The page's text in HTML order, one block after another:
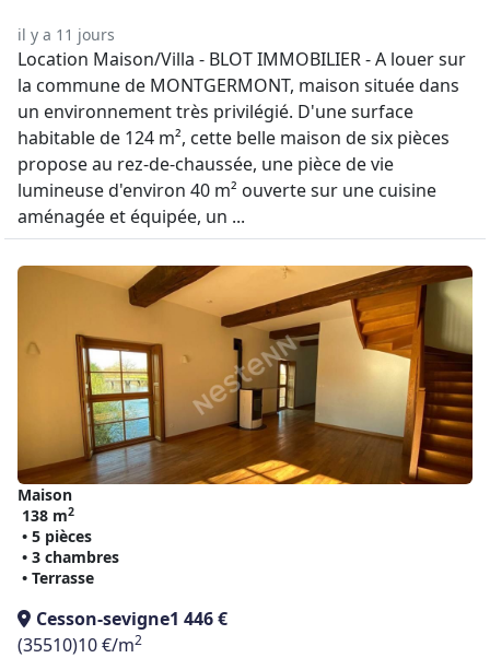
il y a 11 jours
Location Maison/Villa - BLOT IMMOBILIER - A louer sur
la commune de MONTGERMONT, maison située dans
un environnement très privilégié. D'une surface
habitable de 124 m², cette belle maison de six pièces
propose au rez-de-chaussée, une pièce de vie
lumineuse d'environ 40 m² ouverte sur une cuisine
aménagée et équipée, un ...
Maison
138 m2
• 5 pièces
• 3 chambres
• Terrasse
Cesson-sevigne1 446 €
(35510)10 €/m2